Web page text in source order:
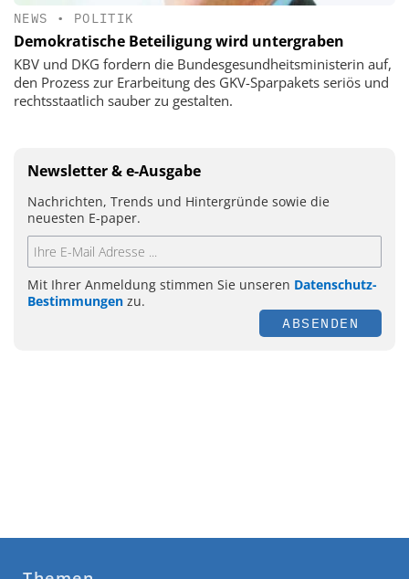
NEWS • POLITIK
Demokratische Beteiligung wird untergraben
KBV und DKG fordern die Bundesgesundheitsministerin auf,
den Prozess zur Erarbeitung des GKV-Sparpakets seriös und
rechtsstaatlich sauber zu gestalten.
Newsletter & e-Ausgabe
Nachrichten, Trends und Hintergründe sowie die
neuesten E-paper.
Mit Ihrer Anmeldung stimmen Sie unseren Datenschutz-
Bestimmungen zu.
ABSENDEN